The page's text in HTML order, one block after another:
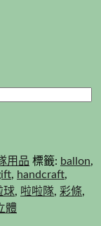
用品 標籤: ballon,
, handcraft,
球, 啦啦隊, 彩條,
體